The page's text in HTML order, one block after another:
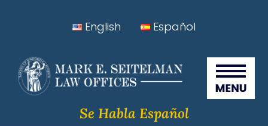
navigation
content
sidebar
Seitelman Law Offices
English Español
Se Habla Español